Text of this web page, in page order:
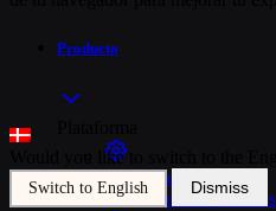
Producto
Gestión de SIMs
Control de
Would you like to switch to the
Switch to English Dismiss